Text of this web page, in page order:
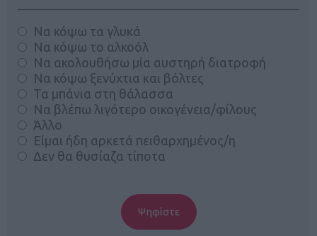
Να κόψω τα γλυκά
Να κόψω το αλκοόλ
Να ακολουθήσω μία αυστηρή διατροφή
Να κόψω ξενύχτια και βόλτες
Τα μπάνια στη θάλασσα
Να βλέπω λιγότερο οικογένεια/φίλους
Άλλο
Είμαι ήδη αρκετά πειθαρχημένος/η
Δεν θα θυσίαζα τίποτα